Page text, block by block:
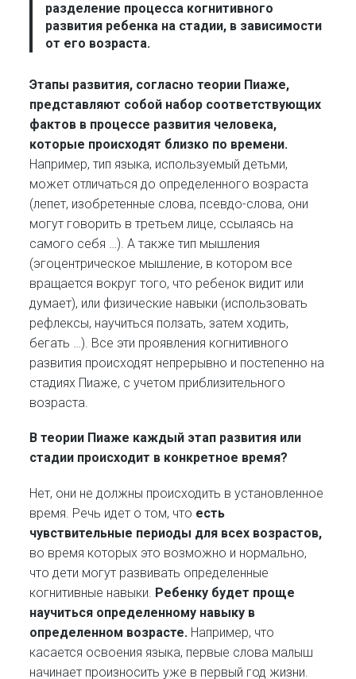
разделение процесса когнитивного
развития ребенка на стадии, в зависимости
от его возраста.
Этапы развития, согласно теории Пиаже,
представляют собой набор соответствующих
фактов в процессе развития человека,
которые происходят близко по времени.
Например, тип языка, используемый детьми,
может отличаться до определенного возраста
(лепет, изобретенные слова, псевдо-слова, они
могут говорить в третьем лице, ссылаясь на
самого себя …). А также тип мышления
(эгоцентрическое мышление, в котором все
вращается вокруг того, что ребенок видит или
думает), или физические навыки (использовать
рефлексы, научиться ползать, затем ходить,
бегать …). Все эти проявления когнитивного
развития происходят непрерывно и постепенно на
стадиях Пиаже, с учетом приблизительного
возраста.
В теории Пиаже каждый этап развития или
стадии происходит в конкретное время?
Нет, они не должны происходить в установленное
время. Речь идет о том, что есть
чувствительные периоды для всех возрастов,
во время которых это возможно и нормально,
что дети могут развивать определенные
когнитивные навыки. Ребенку будет проще
научиться определенному навыку в
определенном возрасте. Например, что
касается освоения языка, первые слова малыш
начинает произносить уже в первый год жизни.